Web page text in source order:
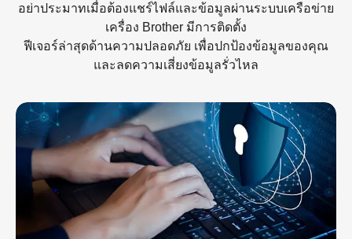
อย่าประมาทเมื่อต้องแชร์ไฟล์และข้อมูลผ่านระบบเครือข่าย
เครื่อง Brother มีการติดตั้ง
ฟีเจอร์ล่าสุดด้านความปลอดภัย เพื่อปกป้องข้อมูลของคุณ
และลดความเสี่ยงข้อมูลรั่วไหล